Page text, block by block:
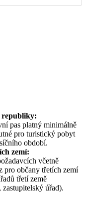
republiky:
pas platný minimálně
pro turistický pobyt
období.
zemí:
včetně
občany třetích zemí
třetí země
úřad).